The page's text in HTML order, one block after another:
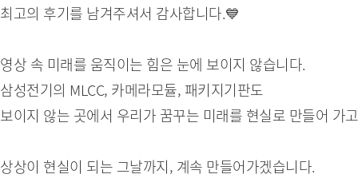
최고의 후기를 남겨주셔서 감사합니다.💙
영상 속 미래를 움직이는 힘은 눈에 보이지 않습니다.
삼성전기의 MLCC, 카메라모듈, 패키지기판도
보이지 않는 곳에서 우리가 꿈꾸는 미래를 현실로 만들어 가
상상이 현실이 되는 그날까지, 계속 만들어가겠습니다.